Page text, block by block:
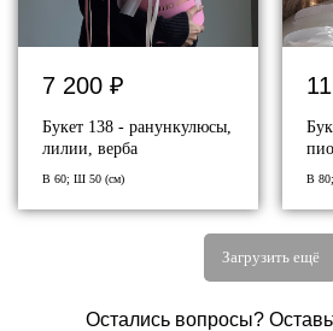
7 200 ₽
Букет 138 - ранункулюсы,
лилии, верба
В 60; Ш 50 (см) В
Загрузить ещё
Остались вопросы?